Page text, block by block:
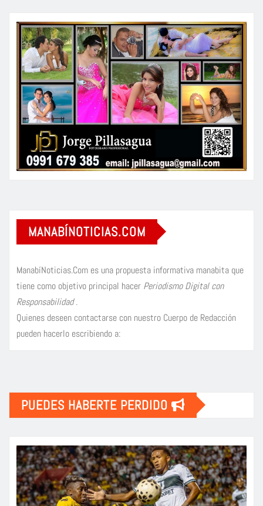
MANABÍNOTICIAS.COM
ManabíNoticias.Com es una propuesta informativa manabita que
tiene como objetivo principal hacer Periodismo Digital con
Responsabilidad.
Quienes deseen contactarse con nuestro Cuerpo de Redacción
pueden hacerlo escribiendo a:
PUEDES HABERTE PERDIDO